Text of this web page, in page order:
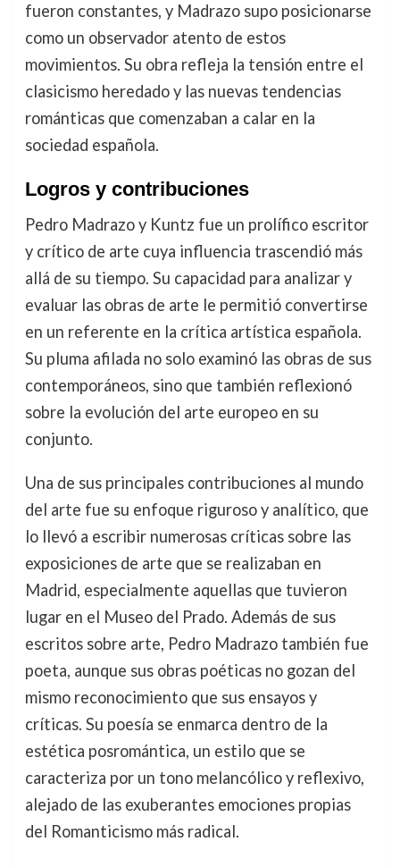
fueron constantes, y Madrazo supo posicionarse
como un observador atento de estos
movimientos. Su obra refleja la tensión entre el
clasicismo heredado y las nuevas tendencias
románticas que comenzaban a calar en la
sociedad española.
Logros y contribuciones
Pedro Madrazo y Kuntz fue un prolífico escritor
y crítico de arte cuya influencia trascendió más
allá de su tiempo. Su capacidad para analizar y
evaluar las obras de arte le permitió convertirse
en un referente en la crítica artística española.
Su pluma afilada no solo examinó las obras de sus
contemporáneos, sino que también reflexionó
sobre la evolución del arte europeo en su
conjunto.
Una de sus principales contribuciones al mundo
del arte fue su enfoque riguroso y analítico, que
lo llevó a escribir numerosas críticas sobre las
exposiciones de arte que se realizaban en
Madrid, especialmente aquellas que tuvieron
lugar en el Museo del Prado. Además de sus
escritos sobre arte, Pedro Madrazo también fue
poeta, aunque sus obras poéticas no gozan del
mismo reconocimiento que sus ensayos y
críticas. Su poesía se enmarca dentro de la
estética posromántica, un estilo que se
caracteriza por un tono melancólico y reflexivo,
alejado de las exuberantes emociones propias
del Romanticismo más radical.